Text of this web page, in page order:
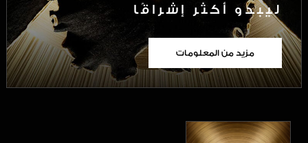
ليبدو أكثر إشراقًا
مزيد من المعلومات